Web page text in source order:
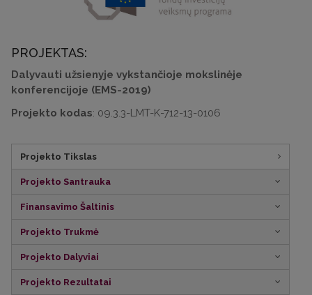
PROJEKTAS:
Dalyvauti užsienyje vykstančioje mokslinėje
konferencijoje (EMS-2019)
Projekto kodas: 09.3.3-LMT-K-712-13-0106
Projekto Tikslas
Projekto Santrauka
Finansavimo Šaltinis
Projekto Trukmė
Projekto Dalyviai
Projekto Rezultatai